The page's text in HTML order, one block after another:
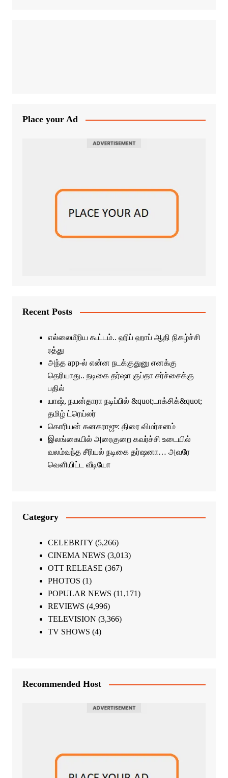
Place your Ad
Recent Posts
எல்லைமீறிய கூட்டம்.. ஹிப் ஹாப் ஆதி நிகழ்ச்சி
ரத்து
அந்த app-ல் என்ன நடக்குதுனு எனக்கு
தெரியாது.. நடிகை தர்ஷா குப்தா சர்ச்சைக்கு
பதில்
யாஷ், நயன்தாரா நடிப்பில் &quot;டாக்சிக்&quot;
தமிழ் ட்ரெய்லர்
கொரியன் கனகராஜு: திரை விமர்சனம்
இலங்கையில் அரைகுறை கவர்ச்சி உடையில்
வலம்வந்த சீரியல் நடிகை தர்ஷனா… அவரே
வெளியிட்ட வீடியோ
Category
CELEBRITY(5,266)
CINEMA NEWS (3,013)
OTT RELEASE (367)
PHOTOS (1)
POPULAR NEWS (11,171)
REVIEWS (4,996)
TELEVISION (3,366)
TV SHOWS (4)
Recommended Host